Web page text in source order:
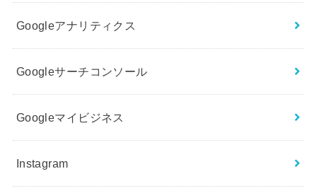
Googleアナリティクス
Googleサーチコンソール
Googleマイビジネス
Instagram